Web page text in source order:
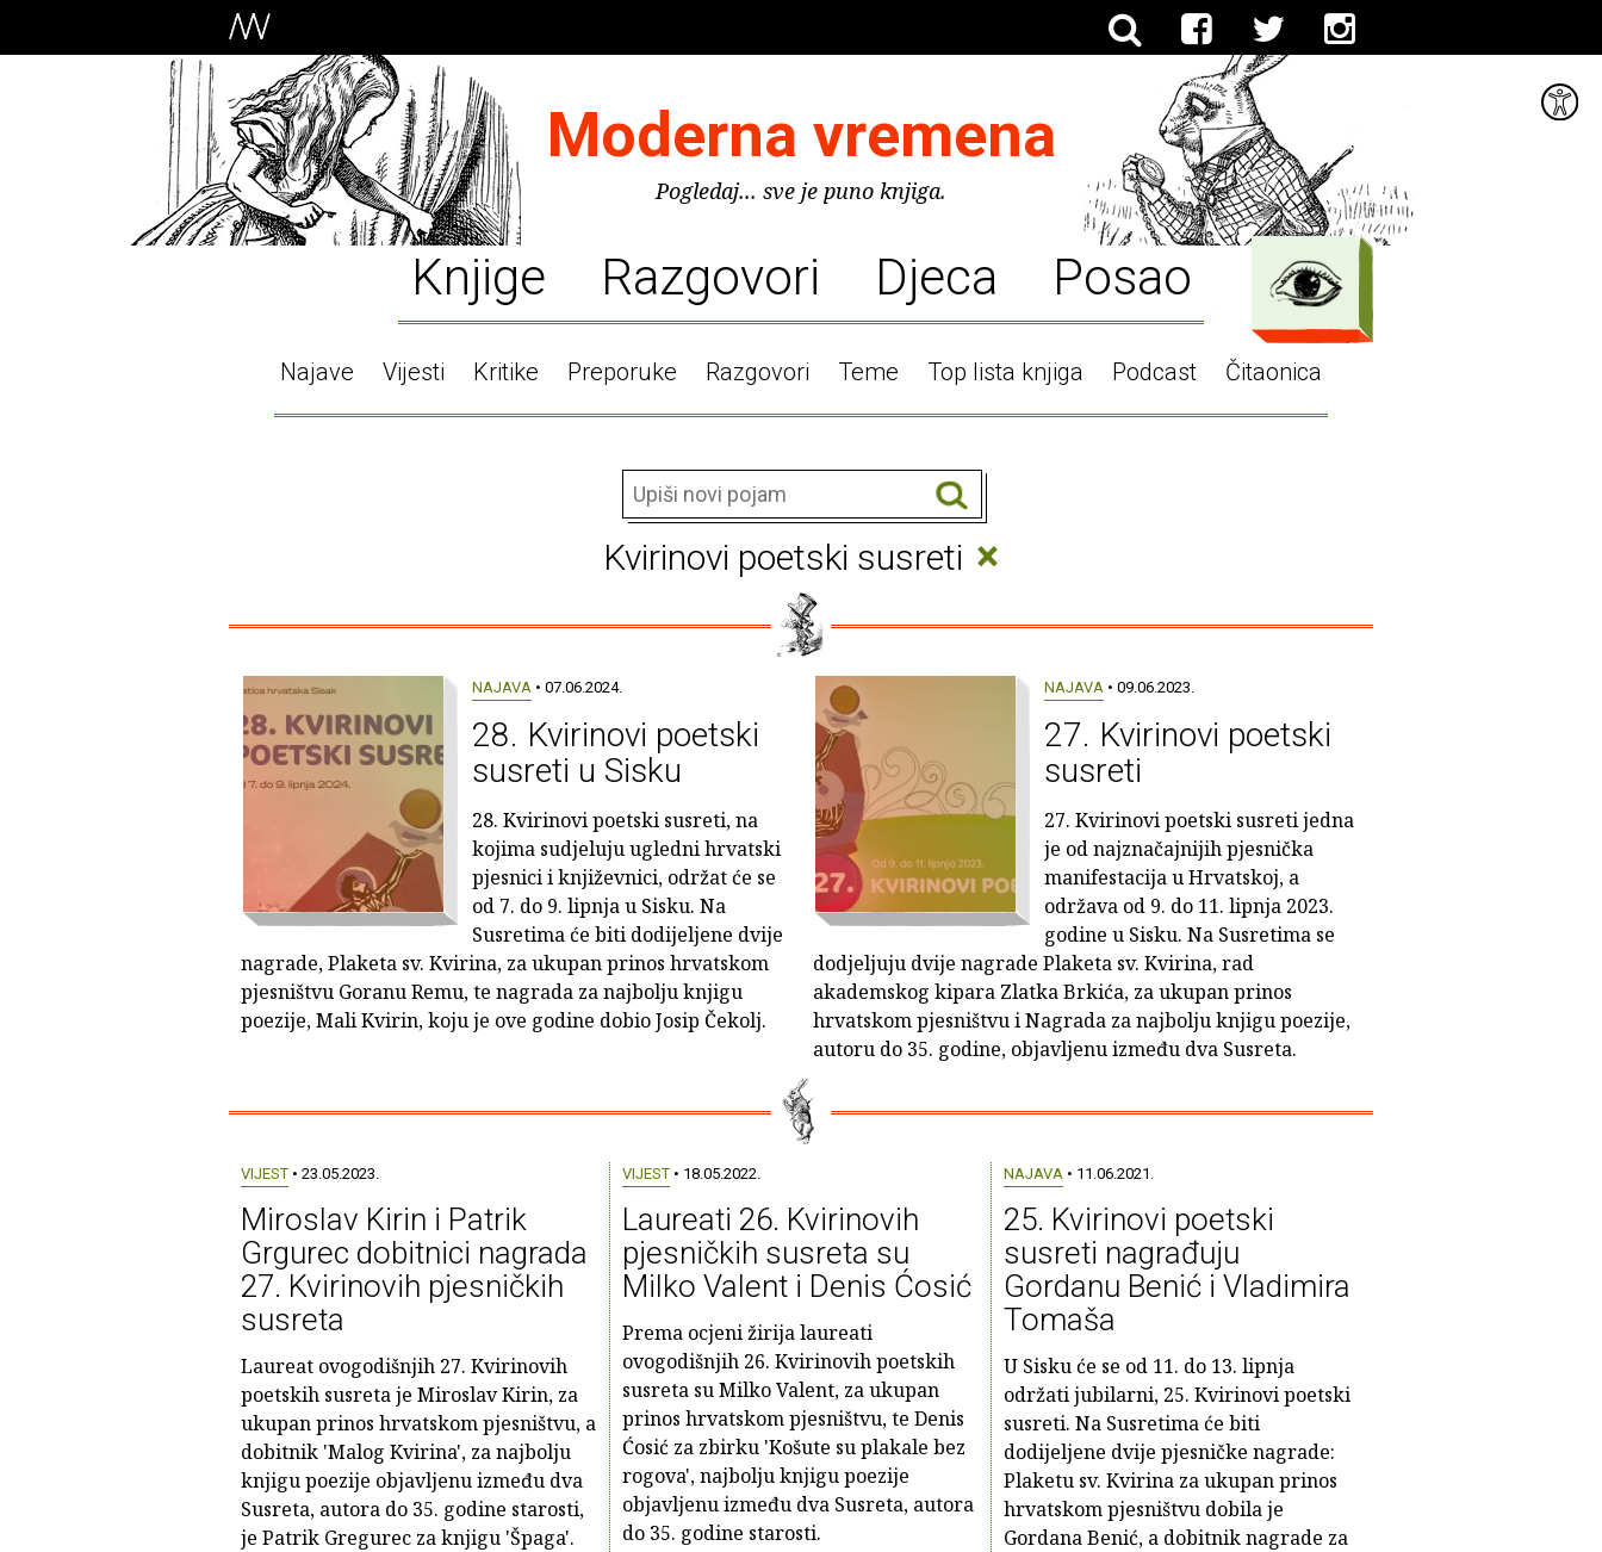
Moderna vremena
Pogledaj... sve je puno knjiga.
Knjige Razgovori Djeca Posao
Najave Vijesti Kritike Preporuke Razgovori Teme Top lista knjiga Podcast Čitaonica
Kvirinovi poetski susreti ×
NAJAVA • 07.06.2024.
28. Kvirinovi poetski
susreti u Sisku
28. Kvirinovi poetski susreti, na
kojima sudjeluju ugledni hrvatski
pjesnici i književnici, održat će se
od 7. do 9. lipnja u Sisku. Na
Susretima će biti dodijeljene dvije
nagrade, Plaketa sv. Kvirina, za ukupan prinos hrvatskom
pjesništvu Goranu Remu, te nagrada za najbolju knjigu
poezije, Mali Kvirin, koju je ove godine dobio Josip Čekolj.
NAJAVA • 09.06.2023.
27. Kvirinovi poetski
susreti
27. Kvirinovi poetski susreti jedna
je od najznačajnijih pjesnička
manifestacija u Hrvatskoj, a
održava od 9. do 11. lipnja 2023.
godine u Sisku. Na Susretima se
dodjeljuju dvije nagrade Plaketa sv. Kvirina, rad
akademskog kipara Zlatka Brkića, za ukupan prinos
hrvatskom pjesništvu i Nagrada za najbolju knjigu poezije,
autoru do 35. godine, objavljenu između dva Susreta.
VIJEST• 23.05.2023.
Miroslav Kirin i Patrik
Grgurec dobitnici nagrada
27. Kvirinovih pjesničkih
susreta
Laureat ovogodišnjih 27. Kvirinovih
poetskih susreta je Miroslav Kirin, za
ukupan prinos hrvatskom pjesništvu, a
dobitnik 'Malog Kvirina', za najbolju
knjigu poezije objavljenu između dva
Susreta, autora do 35. godine starosti,
je Patrik Gregurec za knjigu 'Špaga'.
VIJEST• 18.05.2022.
Laureati 26. Kvirinovih
pjesničkih susreta su
Milko Valent i Denis Ćosić
Prema ocjeni žirija laureati
ovogodišnjih 26. Kvirinovih poetskih
susreta su Milko Valent, za ukupan
prinos hrvatskom pjesništvu, te Denis
Ćosić za zbirku 'Košute su plakale bez
rogova', najbolju knjigu poezije
objavljenu između dva Susreta, autora
do 35. godine starosti.
NAJAVA• 11.06.2021.
25. Kvirinovi poetski
susreti nagrađuju
Gordanu Benić i Vladimira
Tomaša
U Sisku će se od 11. do 13. lipnja
održati jubilarni, 25. Kvirinovi poetski
susreti. Na Susretima će biti
dodijeljene dvije pjesničke nagrade:
Plaketu sv. Kvirina za ukupan prinos
hrvatskom pjesništvu dobila je
Gordana Benić, a dobitnik nagrade za